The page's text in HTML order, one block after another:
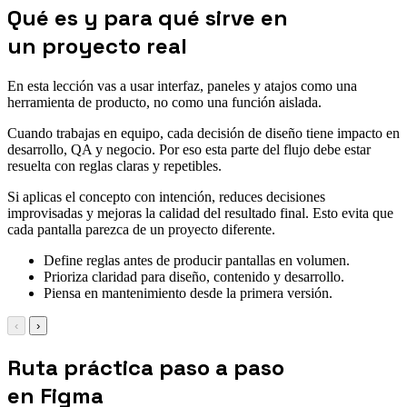
Qué es y para qué sirve en
un proyecto real
En esta lección vas a usar interfaz, paneles y atajos como una
herramienta de producto, no como una función aislada.
Cuando trabajas en equipo, cada decisión de diseño tiene impacto en
desarrollo, QA y negocio. Por eso esta parte del flujo debe estar
resuelta con reglas claras y repetibles.
Si aplicas el concepto con intención, reduces decisiones
improvisadas y mejoras la calidad del resultado final. Esto evita que
cada pantalla parezca de un proyecto diferente.
Define reglas antes de producir pantallas en volumen.
Prioriza claridad para diseño, contenido y desarrollo.
Piensa en mantenimiento desde la primera versión.
‹ ›
Ruta práctica paso a paso
en Figma